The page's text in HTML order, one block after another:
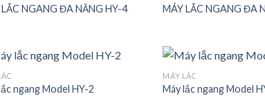
Add to
NGANG ĐA NĂNG HY-4 MÁY LẮC NGANG ĐA
ngang Model HY-2
MÁY LẮC
Máy lắc ngang Model